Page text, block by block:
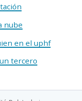
nube
en el uphf
tercero